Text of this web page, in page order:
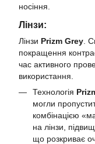
носіння.
Лінзи:
Лінзи Prizm Grey .
покращення
час активного
використання.
Технологія
могли
комбінацією
на лінзи,
що розкриває